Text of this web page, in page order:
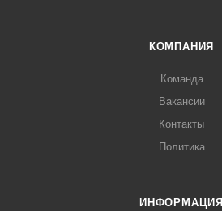
КОМПАНИЯ
Команда
Вакансии
Контакты
Политика
ИНФОРМАЦИЯ